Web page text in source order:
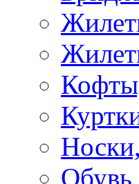
Обувь